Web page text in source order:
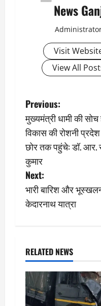
News
Visit
View All
P
o
s
t
n
a
i
g
a
Previous:
मुख्यमंत्री धामी की
विकास की रोशनी
छोर तक पहुंचे: डॉ. आर.
कुमार
Next:
भारी बारिश और
केदारनाथ यात्रा
RELATED NEWS